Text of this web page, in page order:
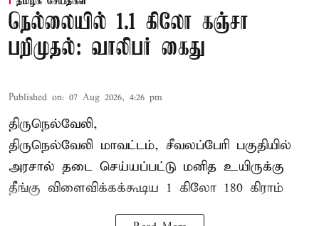
நெல்லையில் 1.1 கிலோ கஞ்சா
பறிமுதல்: வாலிபர் கைது
Published on: 07 Aug 2026, 4:26 pm
திருநெல்வேலி,
திருநெல்வேலி மாவட்டம், சீவலப்பேரி பகுதியில்
அரசால் தடை செய்யப்பட்டு மனித உயிருக்கு
தீங்கு விளைவிக்கக்கூடிய 1 கிலோ 180 கிராம்